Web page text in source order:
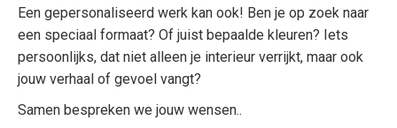
Een gepersonaliseerd werk kan ook! Ben je op zoek naar
een speciaal formaat? Of juist bepaalde kleuren? Iets
persoonlijks, dat niet alleen je interieur verrijkt, maar ook
jouw verhaal of gevoel vangt?
Samen bespreken we jouw wensen..